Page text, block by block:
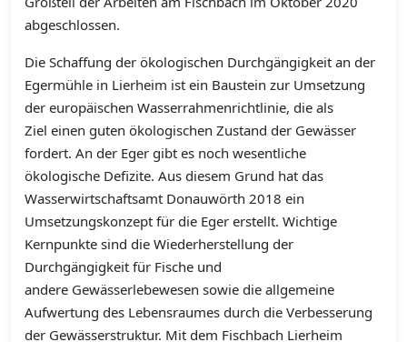
abgeschlossen.
Die Schaffung der ökologischen Durchgängigkeit an der
Egermühle in Lierheim ist ein Baustein zur Umsetzung
der europäischen Wasserrahmenrichtlinie, die als
Ziel einen guten ökologischen Zustand der Gewässer
fordert. An der Eger gibt es noch wesentliche
ökologische Defizite. Aus diesem Grund hat das
Wasserwirtschaftsamt Donauwörth 2018 ein
Umsetzungskonzept für die Eger erstellt. Wichtige
Kernpunkte sind die Wiederherstellung der
Durchgängigkeit für Fische und
andere Gewässerlebewesen sowie die allgemeine
Aufwertung des Lebensraumes durch die Verbesserung
der Gewässerstruktur. Mit dem Fischbach Lierheim